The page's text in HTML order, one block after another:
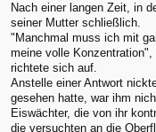
Nach einer langen Zeit, in
seiner Mutter schließlich.
"Manchmal muss ich mit
meine volle
richtete sich auf.
Anstelle einer Antwort
gesehen hatte, war ihm
Eiswächter, die von ihr
die versuchten an die